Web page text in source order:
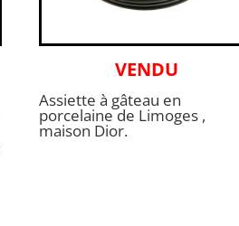
VENDU
Assiette à gâteau en
porcelaine de Limoges ,
maison Dior.